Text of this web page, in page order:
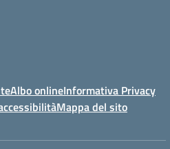
Albo onlineInformativa Privacy
Mappa del sito